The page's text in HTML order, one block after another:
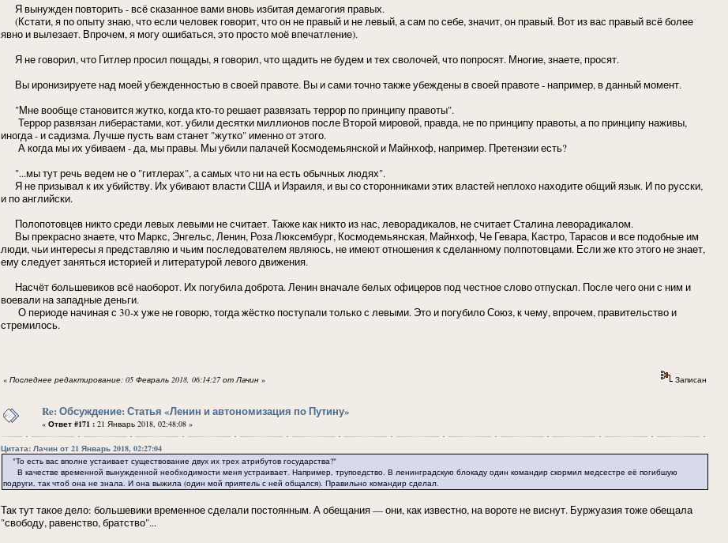
Я вынужден повторить - всё сказанное вами вновь избитая демагогия правых.
(Кстати, я по опыту знаю, что если человек говорит, что он не правый и не левый, а сам по себе, значит, он правый. Вот из вас правый всё более
явно и вылезает. Впрочем, я могу ошибаться, это просто моё впечатление).
Я не говорил, что Гитлер просил пощады, я говорил, что щадить не будем и тех сволочей, что попросят. Многие, знаете, просят.
Вы иронизируете над моей убежденностью в своей правоте. Вы и сами точно также убеждены в своей правоте - например, в данный момент.
"Мне вообще становится жутко, когда кто-то решает развязать террор по принципу правоты".
Террор развязан либерастами, кот. убили десятки миллионов после Второй мировой, правда, не по принципу правоты, а по принципу наживы,
иногда - и садизма. Лучше пусть вам станет "жутко" именно от этого.
А когда мы их убиваем - да, мы правы. Мы убили палачей Космодемьянской и Майнхоф, например. Претензии есть?
"...мы тут речь ведем не о "гитлерах", а самых что ни на есть обычных людях".
Я не призывал к их убийству. Их убивают власти США и Израиля, и вы со сторонниками этих властей неплохо находите общий язык. И по русски,
и по английски.
Полопотовцев никто среди левых левыми не считает. Также как никто из нас, леворадикалов, не считает Сталина леворадикалом.
Вы прекрасно знаете, что Маркс, Энгельс, Ленин, Роза Люксембург, Космодемьянская, Майнхоф, Че Гевара, Кастро, Тарасов и все подобные им
люди, чьи интересы я представляю и чьим последователем являюсь, не имеют отношения к сделанному полпотовцами. Если же кто этого не знает,
ему следует заняться историей и литературой левого движения.
Насчёт большевиков всё наоборот. Их погубила доброта. Ленин вначале белых офицеров под честное слово отпускал. После чего они с ним и
воевали на западные деньги.
О периоде начиная с 30-х уже не говорю, тогда жёстко поступали только с левыми. Это и погубило Союз, к чему, впрочем, правительство и
стремилось.
« Последнее редактирование: 05 Февраль 2018, 06:14:27 от Лачин » Записан
Re: Обсуждение: Статья «Ленин и автономизация по Путину»
« Ответ #171 : 21 Январь 2018, 02:48:08 »
Цитата: Лачин от 21 Январь 2018, 02:27:04
"То есть вас вполне устаивает существование двух их трех атрибутов государства?"
В качестве временной вынужденной необходимости меня устраивает. Например, трупоедство. В ленинградскую блокаду один командир скормил медсестре её погибшую
подруги, так чтоб она не знала. И она выжила (один мой приятель с ней общался). Правильно командир сделал.
Так тут такое дело: большевики временное сделали постоянным. А обещания — они, как известно, на вороте не виснут. Буржуазия тоже обещала
"свободу, равенство, братство"...